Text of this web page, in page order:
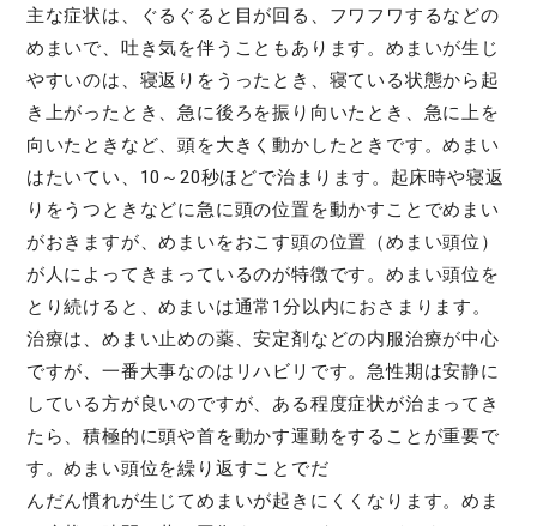
主な症状は、ぐるぐると目が回る、フワフワするなどの
めまいで、吐き気を伴うこともあります。めまいが生じ
やすいのは、寝返りをうったとき、寝ている状態から起
き上がったとき、急に後ろを振り向いたとき、急に上を
向いたときなど、頭を大きく動かしたときです。めまい
はたいてい、10～20秒ほどで治まります。起床時や寝返
りをうつときなどに急に頭の位置を動かすことでめまい
がおきますが、めまいをおこす頭の位置（めまい頭位）
が人によってきまっているのが特徴です。めまい頭位を
とり続けると、めまいは通常1分以内におさまります。
治療は、めまい止めの薬、安定剤などの内服治療が中心
ですが、一番大事なのはリハビリです。急性期は安静に
している方が良いのですが、ある程度症状が治まってき
たら、積極的に頭や首を動かす運動をすることが重要で
す。めまい頭位を繰り返すことでだ
んだん慣れが生じてめまいが起きにくくなります。めま